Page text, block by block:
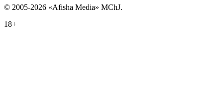
© 2005-2026 «Afisha Media» MChJ.
18+